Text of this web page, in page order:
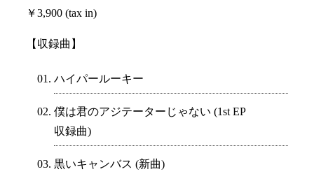
￥3,900 (tax in)
【収録曲】
ハイパールーキー
僕は君のアジテーターじゃない (1st EP
収録曲)
黒いキャンバス (新曲)